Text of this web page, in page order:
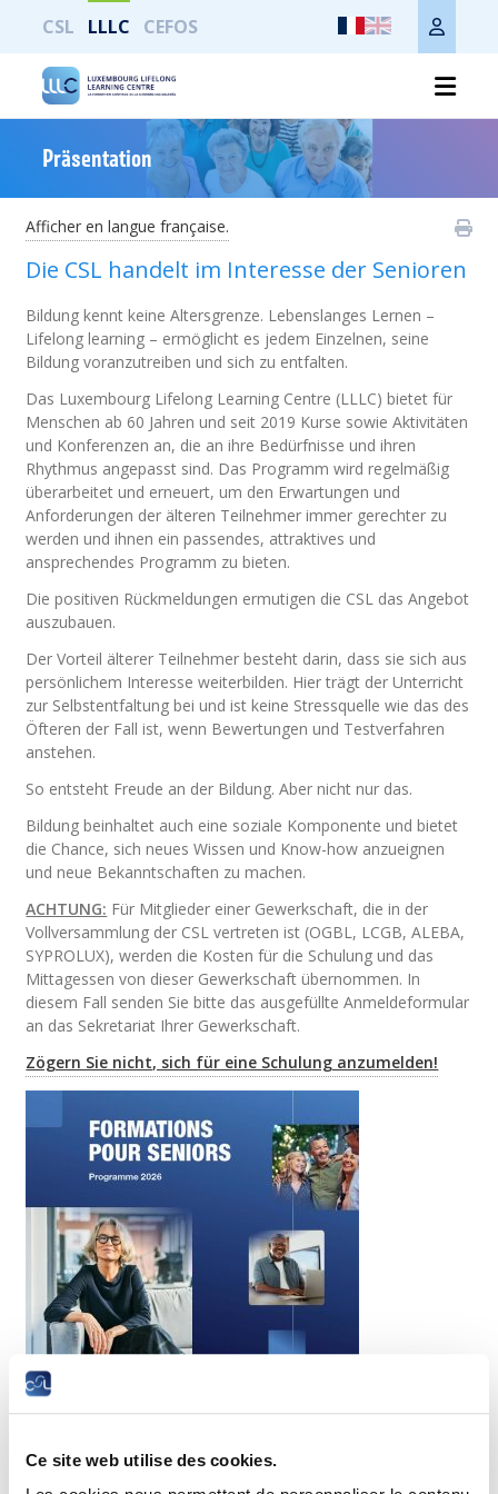
Ce site web utilise des cookies.
CSL LLLC CEFOS
Präsentation
Imprimer toute la page
Afficher en langue française.
Die CSL handelt im Interesse der Senioren
Bildung kennt keine Altersgrenze. Lebenslanges Lernen –
Lifelong learning – ermöglicht es jedem Einzelnen, seine
Bildung voranzutreiben und sich zu entfalten.
Das Luxembourg Lifelong Learning Centre (LLLC) bietet für
Menschen ab 60 Jahren und seit 2019 Kurse sowie Aktivitäten
und Konferenzen an, die an ihre Bedürfnisse und ihren
Rhythmus angepasst sind. Das Programm wird regelmäßig
überarbeitet und erneuert, um den Erwartungen und
Anforderungen der älteren Teilnehmer immer gerechter zu
werden und ihnen ein passendes, attraktives und
ansprechendes Programm zu bieten.
Die positiven Rückmeldungen ermutigen die CSL das Angebot
auszubauen.
Der Vorteil älterer Teilnehmer besteht darin, dass sie sich aus
persönlichem Interesse weiterbilden. Hier trägt der Unterricht
zur Selbstentfaltung bei und ist keine Stressquelle wie das des
Öfteren der Fall ist, wenn Bewertungen und Testverfahren
anstehen.
So entsteht Freude an der Bildung. Aber nicht nur das.
Bildung beinhaltet auch eine soziale Komponente und bietet
die Chance, sich neues Wissen und Know-how anzueignen
und neue Bekanntschaften zu machen.
ACHTUNG: Für Mitglieder einer Gewerkschaft, die in der
Vollversammlung der CSL vertreten ist (OGBL, LCGB, ALEBA,
SYPROLUX), werden die Kosten für die Schulung und das
Mittagessen von dieser Gewerkschaft übernommen. In
diesem Fall senden Sie bitte das ausgefüllte Anmeldeformular
an das Sekretariat Ihrer Gewerkschaft.
Zögern Sie nicht, sich für eine Schulung anzumelden!
Laden Sie den Katalog für Seniorenschulungen 2026